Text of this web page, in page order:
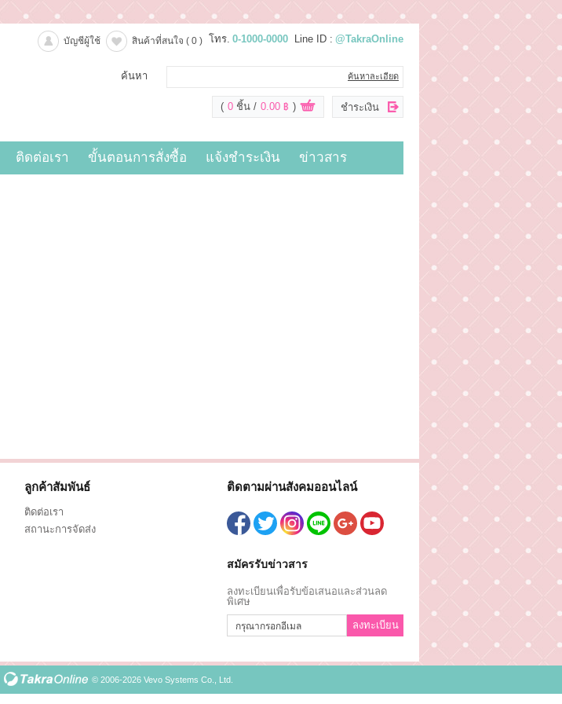
โทร. 0-1000-0000 Line ID : @TakraOnline
สินค้าที่สนใจ ( 0 )
บัญชีผู้ใช้
ค้นหา ค้นหาละเอียด
( 0 ชิ้น 0.00 ฿ ) ชำระเงิน
ติดต่อเรา ขั้นตอนการสั่งซื้อ แจ้งชำระเงิน ข่าวสาร
ลูกค้าสัมพันธ์
ติดต่อเรา
สถานะการจัดส่ง
ติดตามผ่านสังคมออนไลน์
สมัครรับข่าวสาร
ลงทะเบียนเพื่อรับข้อเสนอและส่วนลด
พิเศษ
ลงทะเบียน
© 2006-2026 Vevo Systems Co., Ltd.